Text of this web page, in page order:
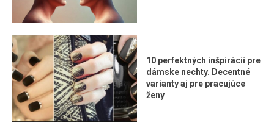
10 perfektných inšpirácií pre
dámske nechty. Decentné
varianty aj pre pracujúce
ženy